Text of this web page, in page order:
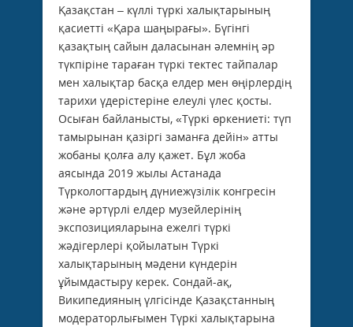
Қазақстан – күллі түркі халықтарының
қасиетті «Қара шаңырағы». Бүгінгі
қазақтың сайын даласынан әлемнің әр
түкпіріне тараған түркі тектес тайпалар
мен халықтар басқа елдер мен өңірлердің
тарихи үдерістеріне елеулі үлес қосты.
Осыған байланысты, «Түркі өркениеті: түп
тамырынан қазіргі заманға дейін» атты
жобаны қолға алу қажет. Бұл жоба
аясында 2019 жылы Астанада
Түркологтардың дүниежүзілік конгресін
және әртүрлі елдер музейлерінің
экспозицияларына ежелгі түркі
жәдігерлері қойылатын Түркі
халықтарының мәдени күндерін
ұйымдастыру керек. Сондай-ақ,
Википедияның үлгісінде Қазақстанның
модераторлығымен Түркі халықтарына